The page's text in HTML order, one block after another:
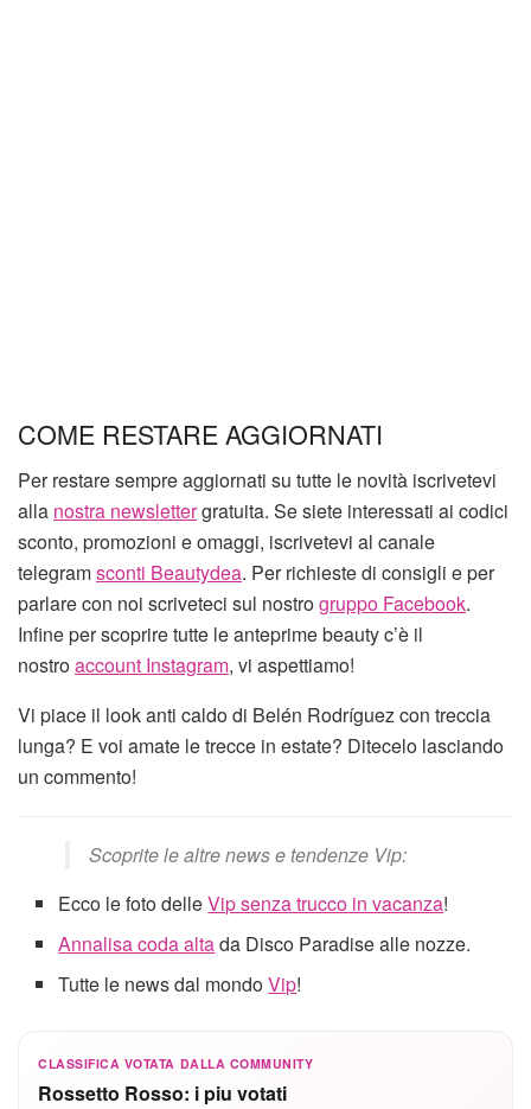
COME RESTARE AGGIORNATI
Per restare sempre aggiornati su tutte le novità iscrivetevi
alla nostra newslettergratuita. Se siete interessati ai codici
sconto, promozioni e omaggi, iscrivetevi al canale
telegramsconti Beautydea. Per richieste di consigli e per
parlare con noi scriveteci sul nostrogruppo Facebook.
Infine per scoprire tutte le anteprime beauty c’è il
nostroaccount Instagram, vi aspettiamo!
Vi piace il look anti caldo di Belén Rodríguez con treccia
lunga? E voi amate le trecce in estate? Ditecelo lasciando
un commento!
Scoprite le altre news e tendenze Vip:
Ecco le foto delleVip senza trucco in vacanza!
Annalisa coda altada Disco Paradise alle nozze.
Tutte le news dal mondoVip!
CLASSIFICA VOTATA DALLA COMMUNITY
Rossetto Rosso: i piu votati